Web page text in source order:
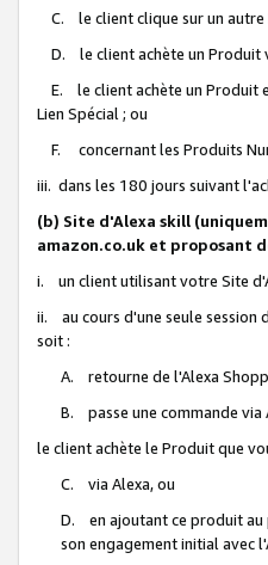
C. le client clique sur un autre
D. le client achète un Produit
E. le client achète un Produit
Lien Spécial ; ou
F. concernant les Produits
iii. dans les 180 jours suivant
(b) Site d'Alexa skill
amazon.co.uk et proposant
i. un client utilisant votre Site
ii. au cours d'une seule session
soit :
A. retourne de l'Alexa
B. passe une commande via
le client achète le Produit que
C. via Alexa, ou
D. en ajoutant ce produit au
son engagement initial avec